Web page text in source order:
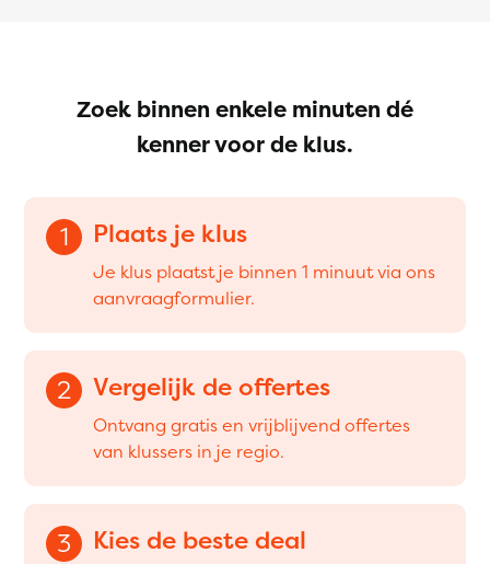
Zoek binnen enkele minuten dé
kenner voor de klus.
1 Plaats je klus
Je klus plaatst je binnen 1 minuut via ons
aanvraagformulier.
2 Vergelijk de offertes
Ontvang gratis en vrijblijvend offertes
van klussers in je regio.
3 Kies de beste deal